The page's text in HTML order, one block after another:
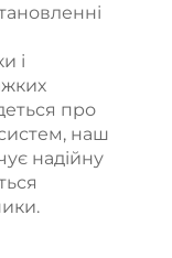
і
про
наш
надійну